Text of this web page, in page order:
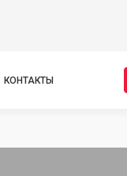
КОНТАКТЫ